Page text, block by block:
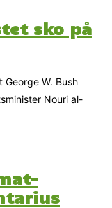
sko på
George W. Bush
Nouri al-